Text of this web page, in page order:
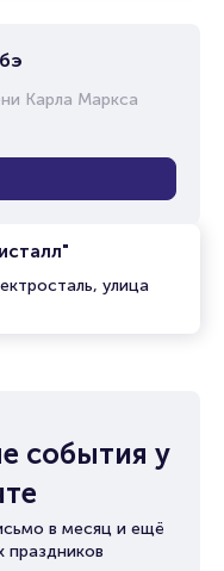
улица
Карла Маркса
события у
в месяц и ещё
праздников